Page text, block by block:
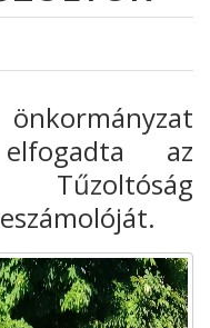
elfogadta az